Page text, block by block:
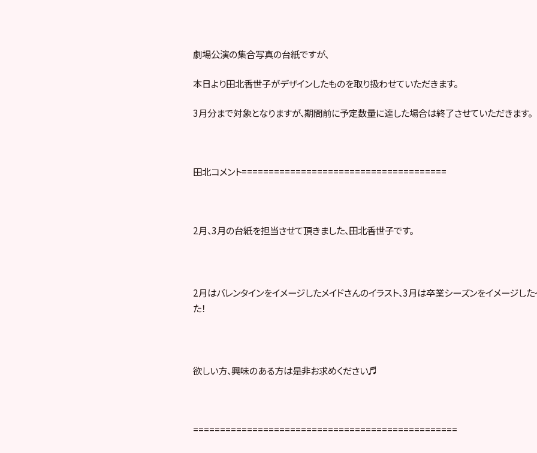
劇場公演の集合写真の台紙ですが、
本日より田北香世子がデザインしたものを取り扱わせていただきます。
3月分まで対象となりますが、期間前に予定数量に達した場合は終了させていただきます。
田北コメント======================================
2月、3月の台紙を担当させて頂きました、田北香世子です。
2月はバレンタインをイメージしたメイドさんのイラスト、3月は卒業シーズンをイメージし
た！
欲しい方、興味のある方は是非お求めください♬
=================================================